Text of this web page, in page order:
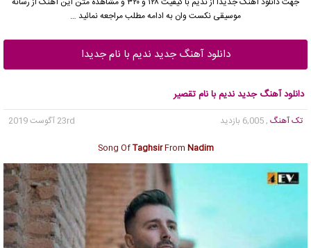
موسیقی نکست وان به ادامه مطلب مراجعه نمائید …
دانلود آهنگ جدید ندیم با نام جدیدا
دانلود آهنگ جدید ندیم با نام تقصیر
تک آهنگ , 6,005 بازدید
23rd آگوست 2019
Song OfTaghsirFrom Nadim